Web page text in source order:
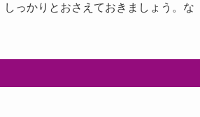
っかりとおさえておきましょう。な